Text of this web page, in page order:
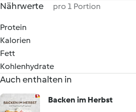
Nährwerte pro 1 Portion
Protein
Kalorien
Fett
Kohlenhydrate
Auch enthalten in
Backen im Herbst